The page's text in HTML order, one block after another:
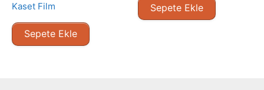
Kaset Film
Sepete Ekle
Sepete Ekle